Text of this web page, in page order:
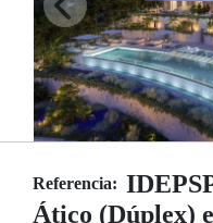
Referencia:
Ático (Dúplex)